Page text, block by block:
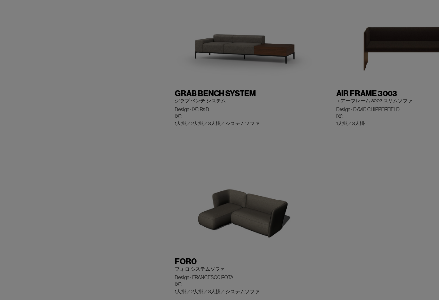
GRAB BENCH SYSTEM
グラブ ベンチ システム
Design : IXC R&D
IXC
1人掛／2人掛／3人掛／システムソファ
AIR FRAME 3003
エアーフレーム 3003 スリムソファ
Design : DAVID CHIPPERFIELD
IXC
1人掛／3人掛
FORO
フォロ システムソファ
Design : FRANCESCO ROTA
IXC
1人掛／2人掛／3人掛／システムソファ